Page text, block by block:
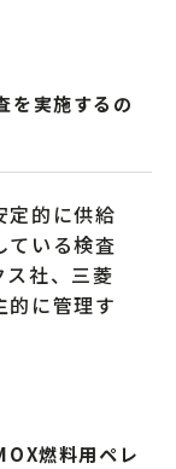
を実施するの
定的に供給
ている検査
ス社、三菱
的に管理す
燃料用ペレ